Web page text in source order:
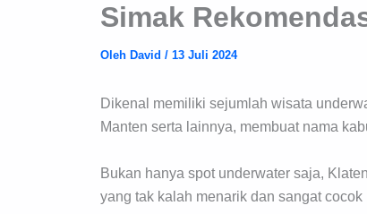
Simak
Oleh David / 13 Juli 2024
Dikenal memiliki sejumlah wisata
Manten serta lainnya, membuat nama
Bukan hanya spot underwater saja,
yang tak kalah menarik dan sangat